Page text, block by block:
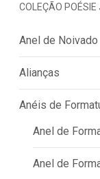
COLEÇÃO POÉSIE
Anel de Noivado
Alianças
Anéis de
Anel de
Anel de